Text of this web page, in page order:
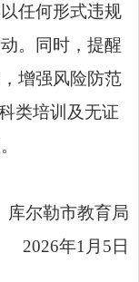
任何形式违规
。同时，提醒
增强风险防范
类培训及无证
库尔勒市教育局
2026年1月5日